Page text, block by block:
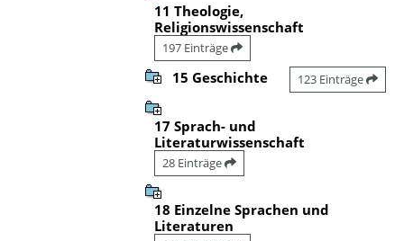
11 Theologie,
Religionswissenschaft
197 Einträge
15 Geschichte 123 Einträge
17 Sprach- und
Literaturwissenschaft
28 Einträge
18 Einzelne Sprachen und
Literaturen